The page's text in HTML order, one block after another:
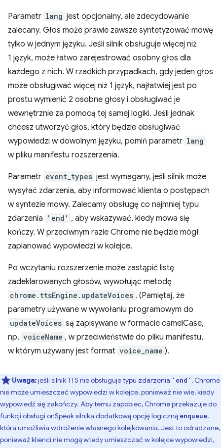
Parametr lang jest opcjonalny, ale zdecydowanie
zalecany. Głos może prawie zawsze syntetyzować mowę
tylko w jednym języku. Jeśli silnik obsługuje więcej niż
1 język, może łatwo zarejestrować osobny głos dla
każdego z nich. W rzadkich przypadkach, gdy jeden głos
może obsługiwać więcej niż 1 język, najłatwiej jest po
prostu wymienić 2 osobne głosy i obsługiwać je
wewnętrznie za pomocą tej samej logiki. Jeśli jednak
chcesz utworzyć głos, który będzie obsługiwać
wypowiedzi w dowolnym języku, pomiń parametr lang
w pliku manifestu rozszerzenia.
Parametr event_types jest wymagany, jeśli silnik może
wysyłać zdarzenia, aby informować klienta o postępach
w syntezie mowy. Zalecamy obsługę co najmniej typu
zdarzenia
'end' , aby wskazywać, kiedy mowa się
kończy. W przeciwnym razie Chrome nie będzie mógł
zaplanować wypowiedzi w kolejce.
Po wczytaniu rozszerzenie może zastąpić listę
zadeklarowanych głosów, wywołując metodę
chrome.ttsEngine.updateVoices . (Pamiętaj, że
parametry używane w wywołaniu programowym do
updateVoices są zapisywane w formacie camelCase,
np. voiceName , w przeciwieństwie do pliku manifestu,
w którym używany jest format voice_name ).
Uwaga:jeśli silnik TTS nie obsługuje typu zdarzenia 'end' , Chrome
nie może umieszczać wypowiedzi w kolejce, ponieważ nie wie, kiedy
wypowiedź się zakończy. Aby temu zapobiec, Chrome przekazuje do
funkcji obsługi onSpeak silnika dodatkową opcję logiczną enqueue,
która umożliwia wdrożenie własnego kolejkowania. Jest to odradzane,
ponieważ klienci nie mogą wtedy umieszczać w kolejce wypowiedzi,